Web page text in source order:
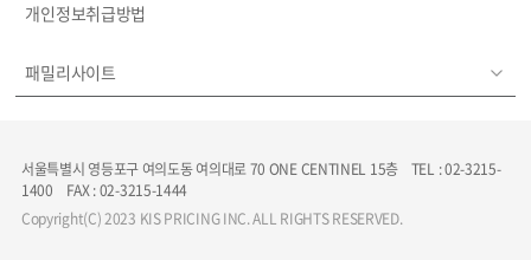
개인정보취급방법
패밀리사이트
서울특별시 영등포구 여의도동 여의대로 70 ONE CENTINEL 15층 TEL : 02-3215-
1400 FAX : 02-3215-1444
Copyright(C) 2023 KIS PRICING INC. ALL RIGHTS RESERVED.